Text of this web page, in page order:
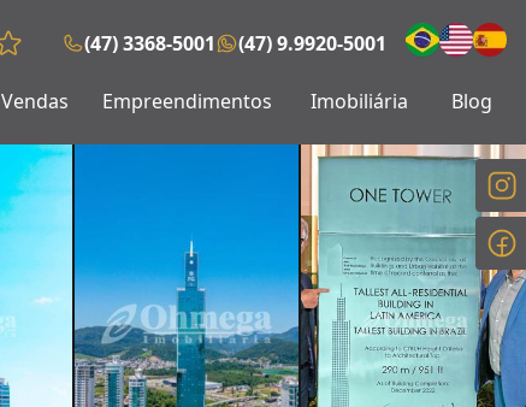
Favoritos (0 itens)
(47) 3368-5001 (47) 9.9920-5001
Vendas Empreendimentos Imobiliária Blog